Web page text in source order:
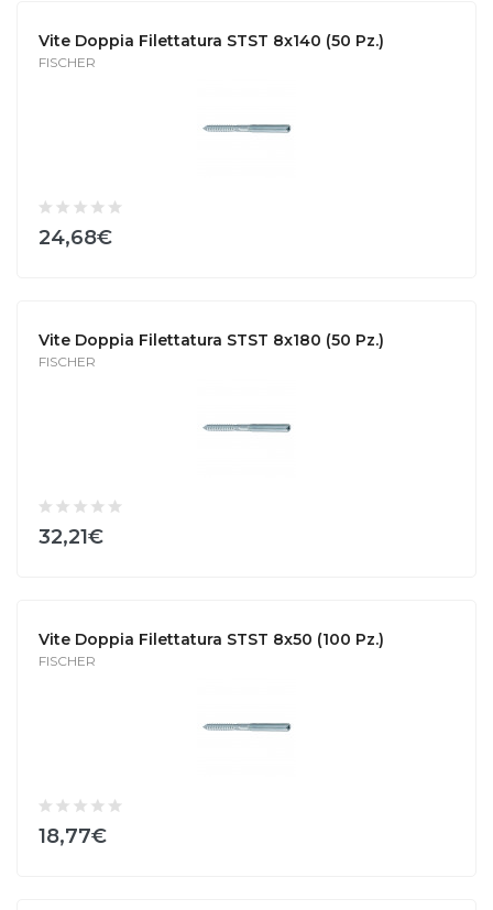
Vite Doppia Filettatura STST 8x140 (50 Pz.)
FISCHER
24,68€
Vite Doppia Filettatura STST 8x180 (50 Pz.)
FISCHER
32,21€
Vite Doppia Filettatura STST 8x50 (100 Pz.)
FISCHER
18,77€